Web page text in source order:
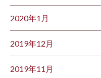
2020年1月
2019年12月
2019年11月